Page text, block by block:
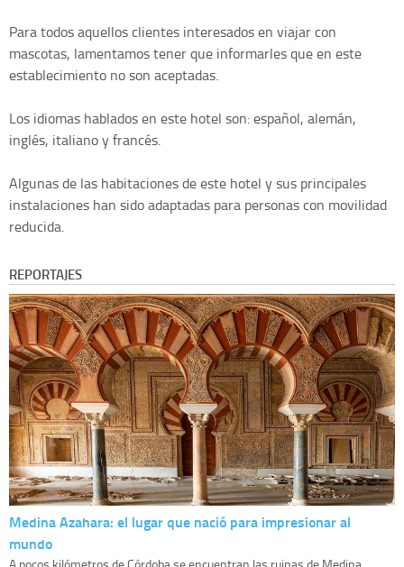
Para todos aquellos clientes interesados en viajar con
mascotas, lamentamos tener que informarles que en este
establecimiento no son aceptadas.
Los idiomas hablados en este hotel son: español, alemán,
inglés, italiano y francés.
Algunas de las habitaciones de este hotel y sus principales
instalaciones han sido adaptadas para personas con movilidad
reducida.
REPORTAJES
Medina Azahara: el lugar que nació para impresionar al
mundo